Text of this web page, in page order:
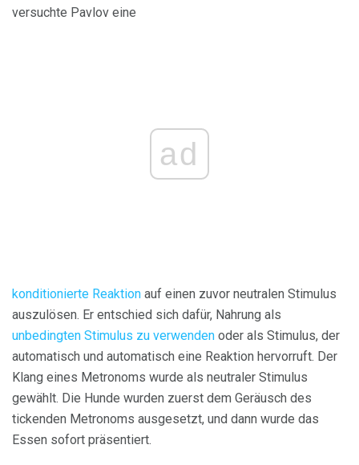
versuchte Pavlov eine
ad
konditionierte Reaktion auf einen zuvor neutralen Stimulus
auszulösen. Er entschied sich dafür, Nahrung als
unbedingten Stimulus zu verwenden oder als Stimulus, der
automatisch und automatisch eine Reaktion hervorruft. Der
Klang eines Metronoms wurde als neutraler Stimulus
gewählt. Die Hunde wurden zuerst dem Geräusch des
tickenden Metronoms ausgesetzt, und dann wurde das
Essen sofort präsentiert.